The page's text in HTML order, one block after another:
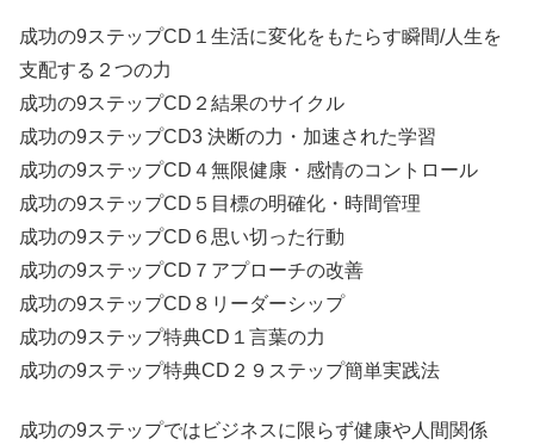
成功の9ステップCD１生活に変化をもたらす瞬間/人生を
支配する２つの力
成功の9ステップCD２結果のサイクル
成功の9ステップCD3 決断の力・加速された学習
成功の9ステップCD４無限健康・感情のコントロール
成功の9ステップCD５目標の明確化・時間管理
成功の9ステップCD６思い切った行動
成功の9ステップCD７アプローチの改善
成功の9ステップCD８リーダーシップ
成功の9ステップ特典CD１言葉の力
成功の9ステップ特典CD２９ステップ簡単実践法
成功の9ステップではビジネスに限らず健康や人間関係